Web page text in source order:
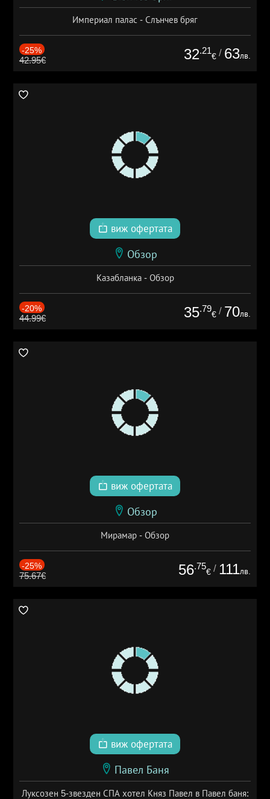
Империал палас - Слънчев бряг
-25%
42.95€ 32.21
€ / 63лв.
виж офертата
Обзор
Казабланка - Обзор
-20%
44.99€ 35.79
€ / 70лв.
виж офертата
Обзор
Мирамар - Обзор
-25%
75.67€ 56.75
€ / 111лв.
виж офертата
Павел Баня
Луксозен 5-звезден СПА хотел Княз Павел в Павел баня: